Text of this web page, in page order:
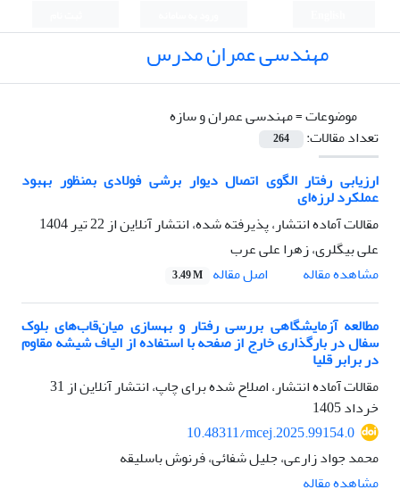
مهندسی عمران مدرس
موضوعات =مهندسی عمران و سازه
تعداد مقالات:
264
ارزیابی رفتار الگوی اتصال دیوار برشی فولادی بمنظور بهبود
عملکرد لرزه‌ای
مقالات آماده انتشار، پذیرفته شده، انتشار آنلاین از22 تیر 1404
علی بیگلری، زهرا علی عرب
مشاهده مقاله
اصل مقاله 3.49 M
مطالعه آزمایشگاهی بررسی رفتار و بهسازی میان‌قاب‌های بلوک
سفال در بارگذاری خارج از صفحه با استفاده از الیاف شیشه مقاوم
در برابر قلیا
مقالات آماده انتشار، اصلاح شده برای چاپ، انتشار آنلاین از31
خرداد 1405
10.48311/mcej.2025.99154.0
محمد جواد زارعی، جلیل شفائی، فرنوش باسلیقه
مشاهده مقاله